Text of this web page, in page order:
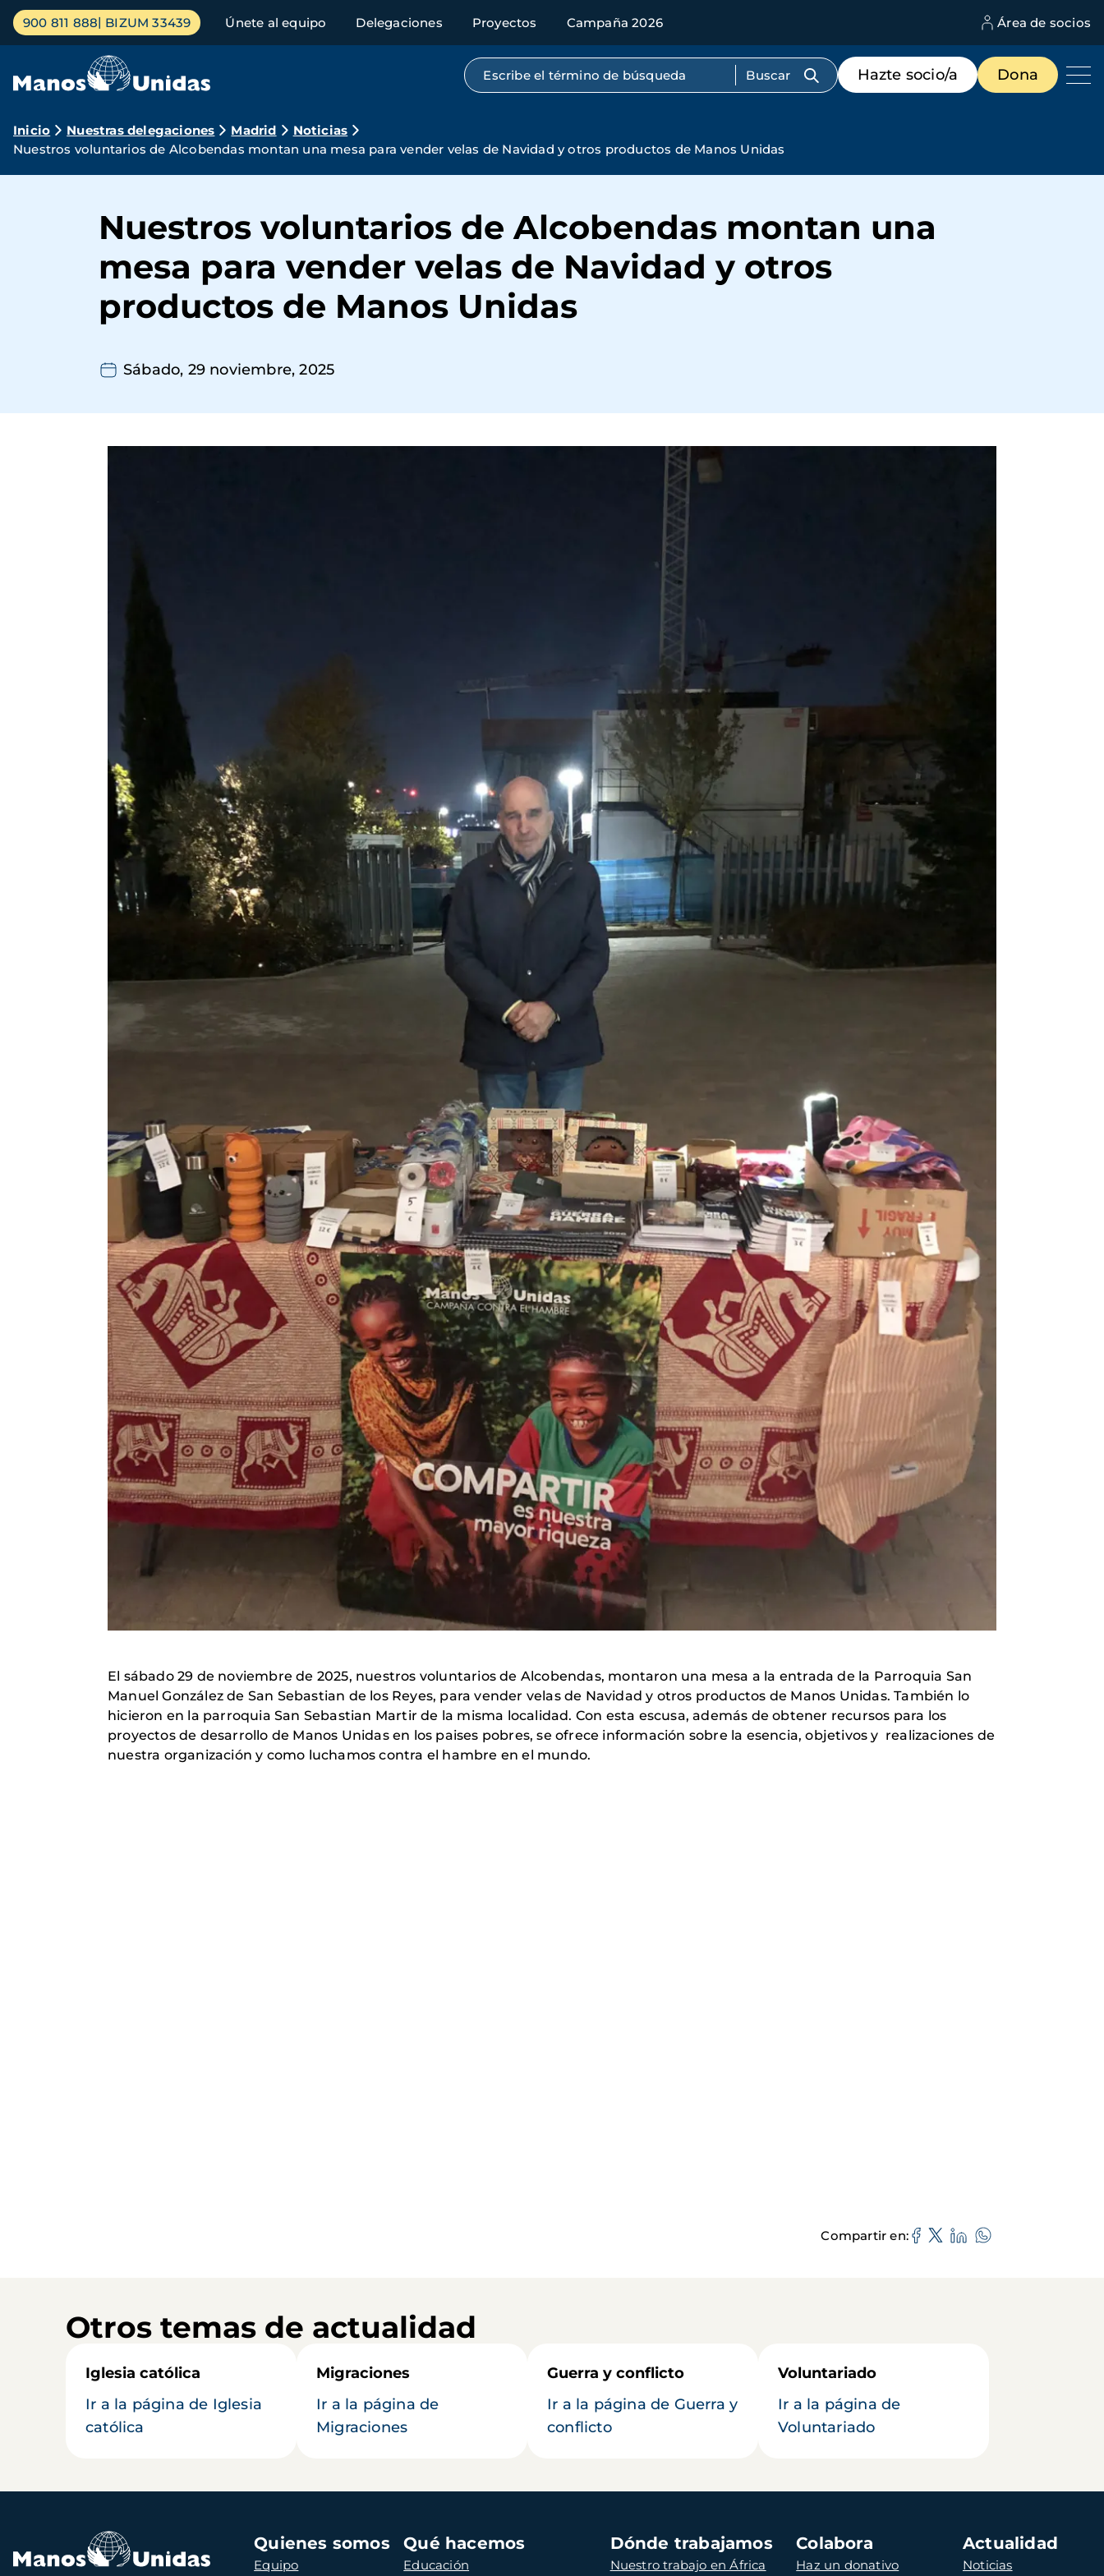
Pasar
contenido
Menú
principal
900 811 888 BIZUM 33439 Únete al equipo Delegaciones Proyectos Campaña 2026 Área de socios
Búsqueda por texto completo
Menú
de
destacados
Hazte socio/a Dona
Ruta
de
Inicio Nuestras delegaciones Madrid
Noticias
Nuestros voluntarios de Alcobendas montan una mesa para vender velas de Navidad y otros productos de Manos Unidas
Nuestros voluntarios de Alcobendas montan una
mesa para vender velas de Navidad y otros
productos de Manos Unidas
Sábado, 29 noviembre, 2025
El sábado 29 de noviembre de 2025, nuestros voluntarios de Alcobendas, montaron una mesa a la entrada de la Parroquia San
Manuel González de San Sebastian de los Reyes, para vender velas de Navidad y otros productos de Manos Unidas. También lo
hicieron en la parroquia San Sebastian Martir de la misma localidad. Con esta escusa, además de obtener recursos para los
proyectos de desarrollo de Manos Unidas en los paises pobres, se ofrece información sobre la esencia, objetivos y realizaciones de
nuestra organización y como luchamos contra el hambre en el mundo.
Compartir en
Otros temas de actualidad
Iglesia católica
Ir a la página de Iglesia
católica
Migraciones
Ir a la página de
Migraciones
Guerra y conflicto
Ir a la página de Guerra y
conflicto
Voluntariado
Ir a la página de
Voluntariado
Navegación
principal
Quienes somos
Equipo
Qué hacemos
Educación
Dónde trabajamos
Nuestro trabajo en África
Colabora
Haz un donativo
Actualidad
Noticias